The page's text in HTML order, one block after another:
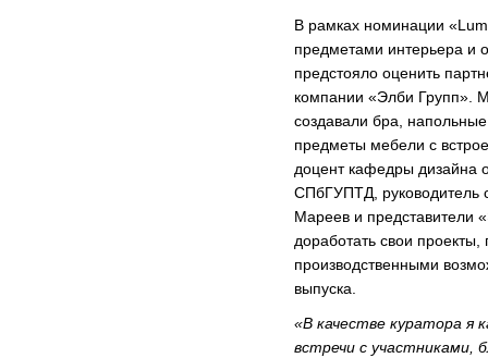
В рамках номинации
предметами интерьера и
предстояло оценить
компании «Элби Групп».
создавали бра,
предметы мебели с
доцент кафедры дизайна
СПбГУПТД, руководитель
Мареев и представители
доработать свои проекты,
производственными
выпуска.
«В качестве куратора я
встречи с участниками,